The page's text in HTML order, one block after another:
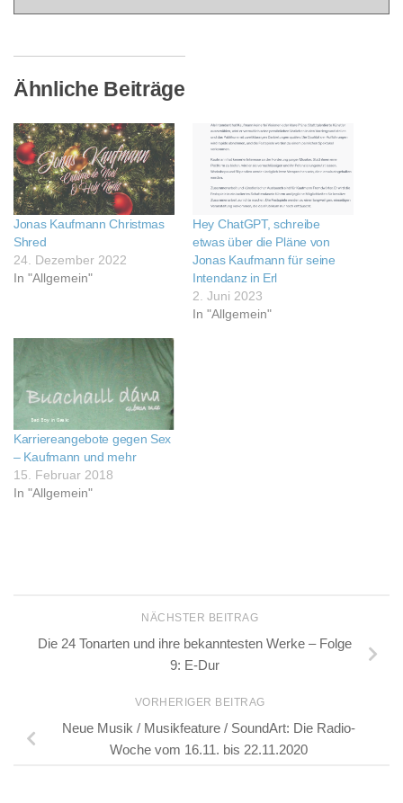
Ähnliche Beiträge
Jonas Kaufmann Christmas
Shred
24. Dezember 2022
In "Allgemein"
Hey ChatGPT, schreibe
etwas über die Pläne von
Jonas Kaufmann für seine
Intendanz in Erl
2. Juni 2023
In "Allgemein"
Karriereangebote gegen Sex
– Kaufmann und mehr
15. Februar 2018
In "Allgemein"
NÄCHSTER BEITRAG
Die 24 Tonarten und ihre bekanntesten Werke – Folge
9: E-Dur
VORHERIGER BEITRAG
Neue Musik / Musikfeature / SoundArt: Die Radio-
Woche vom 16.11. bis 22.11.2020